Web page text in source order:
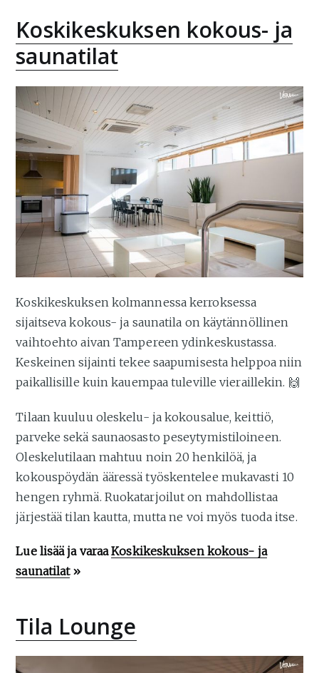
Koskikeskuksen kokous- ja
saunatilat
Koskikeskuksen kolmannessa kerroksessa
sijaitseva kokous- ja saunatila on käytännöllinen
vaihtoehto aivan Tampereen ydinkeskustassa.
Keskeinen sijainti tekee saapumisesta helppoa niin
paikallisille kuin kauempaa tuleville vieraillekin. 🙌
Tilaan kuuluu oleskelu- ja kokousalue, keittiö,
parveke sekä saunaosasto peseytymistiloineen.
Oleskelutilaan mahtuu noin 20 henkilöä, ja
kokouspöydän ääressä työskentelee mukavasti 10
hengen ryhmä. Ruokatarjoilut on mahdollistaa
järjestää tilan kautta, mutta ne voi myös tuoda itse.
Lue lisää ja varaaKoskikeskuksen kokous- ja
saunatilat»
Tila Lounge